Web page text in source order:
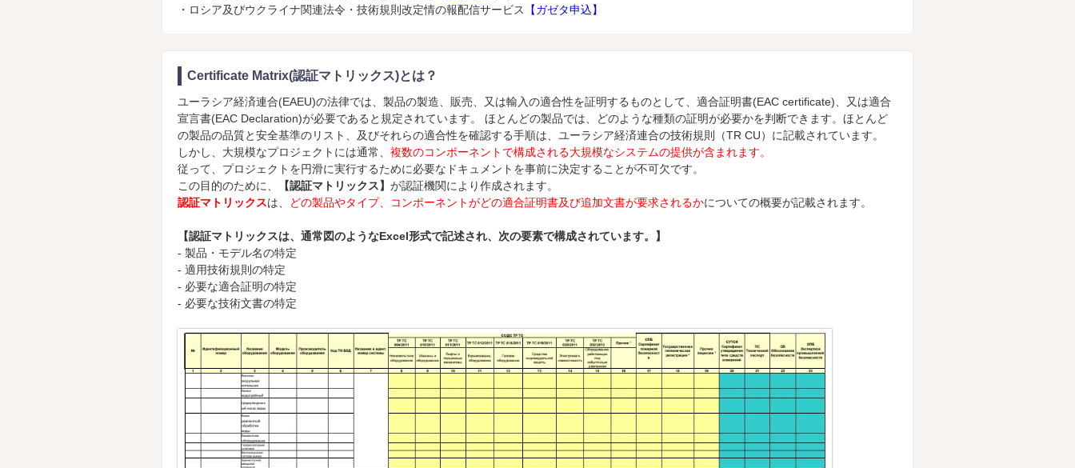
・ロシア及びウクライナ関連法令・技術規則改定情の報配信サービス
【ガゼタ申込】
Certificate Matrix(認証マトリックス)とは？
ユーラシア経済連合(EAEU)の法律では、製品の製造、販売、又は輸入の適合性を証明するものとして、適合証明書(EAC certificate)、又は適合
宣言書(EAC Declaration)が必要であると規定されています。 ほとんどの製品では、どのような種類の証明が必要かを判断できます。ほとんど
の製品の品質と安全基準のリスト、及びそれらの適合性を確認する手順は、ユーラシア経済連合の技術規則（TR CU）に記載されています。
しかし、大規模なプロジェクトには通常、 複数のコンポーネントで構成される大規模なシステムの提供が含まれます。
従って、プロジェクトを円滑に実行するために必要なドキュメントを事前に決定することが不可欠です。
この目的のために、
【認証マトリックス】 が認証機関により作成されます。
認証マトリックスは、 どの製品やタイプ、コンポーネントがどの適合証明書及び追加文書が要求されるかについての概要が記載されます。
【認証マトリックスは、通常図のようなExcel形式で記述され、次の要素で構成されています。】
- 製品・モデル名の特定
- 適用技術規則の特定
- 必要な適合証明の特定
- 必要な技術文書の特定